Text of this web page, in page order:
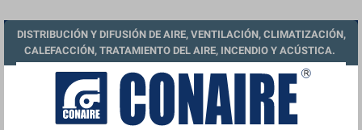
DISTRIBUCIÓN Y DIFUSIÓN DE AIRE, VENTILACIÓN, CLIMATIZACIÓN,
CALEFACCIÓN, TRATAMIENTO DEL AIRE, INCENDIO Y ACÚSTICA.